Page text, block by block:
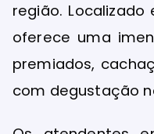
região.
oferece uma
premiados,
com degustação